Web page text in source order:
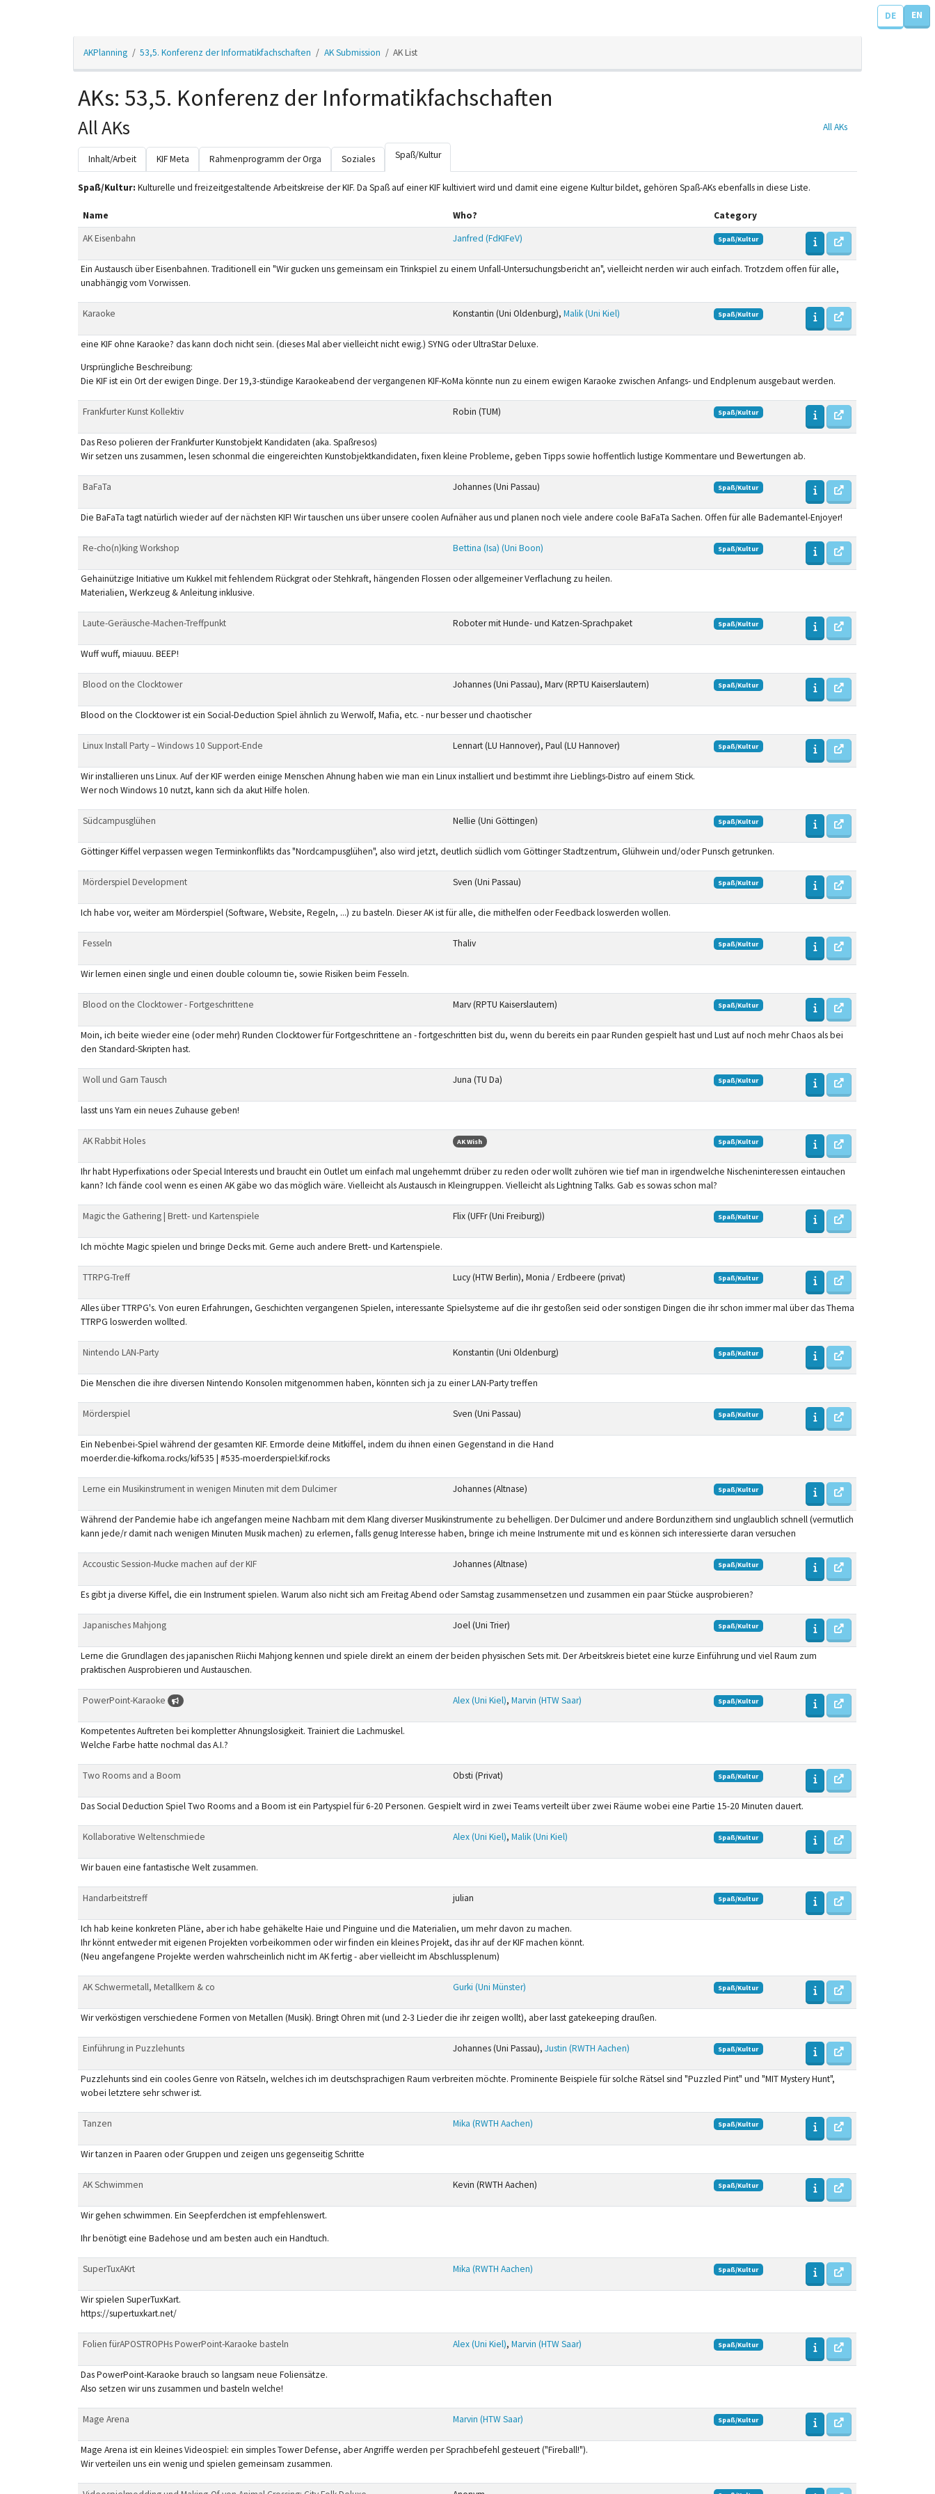
DE EN
AKPlanning 53,5. Konferenz der Informatikfachschaften AK Submission AK List
AKs: 53,5. Konferenz der Informatikfachschaften
All AKs
All AKs
Inhalt/Arbeit KIF Meta Rahmenprogramm der Orga Soziales Spaß/Kultur
Spaß/Kultur: Kulturelle und freizeitgestaltende Arbeitskreise der KIF. Da Spaß auf einer KIF kultiviert wird und damit eine eigene Kultur bildet, gehören Spaß-AKs ebenfalls in diese Liste.
Name Who?
Category
AK Eisenbahn
Janfred (FdKIFeV) Spaß/Kultur
Ein Austausch über Eisenbahnen. Traditionell ein "Wir gucken uns gemeinsam ein Trinkspiel zu einem Unfall-Untersuchungsbericht an", vielleicht nerden wir auch einfach. Trotzdem offen für alle,
unabhängig vom Vorwissen.
Karaoke Konstantin (Uni Oldenburg), Malik (Uni Kiel) Spaß/Kultur
eine KIF ohne Karaoke? das kann doch nicht sein. (dieses Mal aber vielleicht nicht ewig.) SYNG oder UltraStar Deluxe.
Ursprüngliche Beschreibung:
Die KIF ist ein Ort der ewigen Dinge. Der 19,3-stündige Karaokeabend der vergangenen KIF-KoMa könnte nun zu einem ewigen Karaoke zwischen Anfangs- und Endplenum ausgebaut werden.
Frankfurter Kunst Kollektiv Robin (TUM) Spaß/Kultur
Das Reso polieren der Frankfurter Kunstobjekt Kandidaten (aka. Spaßresos)
Wir setzen uns zusammen, lesen schonmal die eingereichten Kunstobjektkandidaten, fixen kleine Probleme, geben Tipps sowie hoffentlich lustige Kommentare und Bewertungen ab.
BaFaTa Johannes (Uni Passau) Spaß/Kultur
Die BaFaTa tagt natürlich wieder auf der nächsten KIF! Wir tauschen uns über unsere coolen Aufnäher aus und planen noch viele andere coole BaFaTa Sachen. Offen für alle Bademantel-Enjoyer!
Re-cho(n)king Workshop Bettina (Isa) (Uni Boon) Spaß/Kultur
Gehainützige Initiative um Kukkel mit fehlendem Rückgrat oder Stehkraft, hängenden Flossen oder allgemeiner Verflachung zu heilen.
Materialien, Werkzeug & Anleitung inklusive.
Laute-Geräusche-Machen-Treffpunkt Roboter mit Hunde- und Katzen-Sprachpaket Spaß/Kultur
Wuff wuff, miauuu. BEEP!
Blood on the Clocktower Johannes (Uni Passau), Marv (RPTU Kaiserslautern) Spaß/Kultur
Blood on the Clocktower ist ein Social-Deduction Spiel ähnlich zu Werwolf, Mafia, etc. - nur besser und chaotischer
Linux Install Party – Windows 10 Support-Ende Lennart (LU Hannover), Paul (LU Hannover) Spaß/Kultur
Wir installieren uns Linux. Auf der KIF werden einige Menschen Ahnung haben wie man ein Linux installiert und bestimmt ihre Lieblings-Distro auf einem Stick.
Wer noch Windows 10 nutzt, kann sich da akut Hilfe holen.
Südcampusglühen Nellie (Uni Göttingen) Spaß/Kultur
Göttinger Kiffel verpassen wegen Terminkonflikts das "Nordcampusglühen", also wird jetzt, deutlich südlich vom Göttinger Stadtzentrum, Glühwein und/oder Punsch getrunken.
Mörderspiel Development Sven (Uni Passau) Spaß/Kultur
Ich habe vor, weiter am Mörderspiel (Software, Website, Regeln, ...) zu basteln. Dieser AK ist für alle, die mithelfen oder Feedback loswerden wollen.
Fesseln Thaliv Spaß/Kultur
Wir lernen einen single und einen double coloumn tie, sowie Risiken beim Fesseln.
Blood on the Clocktower - Fortgeschrittene Marv (RPTU Kaiserslautern) Spaß/Kultur
Moin, ich beite wieder eine (oder mehr) Runden Clocktower für Fortgeschrittene an - fortgeschritten bist du, wenn du bereits ein paar Runden gespielt hast und Lust auf noch mehr Chaos als bei
den Standard-Skripten hast.
Woll und Garn Tausch Juna (TU Da) Spaß/Kultur
lasst uns Yarn ein neues Zuhause geben!
AK Rabbit Holes AK Wish Spaß/Kultur
Ihr habt Hyperfixations oder Special Interests und braucht ein Outlet um einfach mal ungehemmt drüber zu reden oder wollt zuhören wie tief man in irgendwelche Nischeninteressen eintauchen
kann? Ich fände cool wenn es einen AK gäbe wo das möglich wäre. Vielleicht als Austausch in Kleingruppen. Vielleicht als Lightning Talks. Gab es sowas schon mal?
Magic the Gathering | Brett- und Kartenspiele Flix (UFFr (Uni Freiburg)) Spaß/Kultur
Ich möchte Magic spielen und bringe Decks mit. Gerne auch andere Brett- und Kartenspiele.
TTRPG-Treff Lucy (HTW Berlin), Monia / Erdbeere (privat) Spaß/Kultur
Alles über TTRPG's. Von euren Erfahrungen, Geschichten vergangenen Spielen, interessante Spielsysteme auf die ihr gestoßen seid oder sonstigen Dingen die ihr schon immer mal über das Thema
TTRPG loswerden wollted.
Nintendo LAN-Party Konstantin (Uni Oldenburg) Spaß/Kultur
Die Menschen die ihre diversen Nintendo Konsolen mitgenommen haben, könnten sich ja zu einer LAN-Party treffen
Mörderspiel Sven (Uni Passau) Spaß/Kultur
Ein Nebenbei-Spiel während der gesamten KIF. Ermorde deine Mitkiffel, indem du ihnen einen Gegenstand in die Hand
moerder.die-kifkoma.rocks/kif535 | #535-moerderspiel:kif.rocks
Lerne ein Musikinstrument in wenigen Minuten mit dem Dulcimer Johannes (Altnase) Spaß/Kultur
Während der Pandemie habe ich angefangen meine Nachbarn mit dem Klang diverser Musikinstrumente zu behelligen. Der Dulcimer und andere Bordunzithern sind unglaublich schnell (vermutlich
kann jede/r damit nach wenigen Minuten Musik machen) zu erlernen, falls genug Interesse haben, bringe ich meine Instrumente mit und es können sich interessierte daran versuchen
Accoustic Session-Mucke machen auf der KIF Johannes (Altnase) Spaß/Kultur
Es gibt ja diverse Kiffel, die ein Instrument spielen. Warum also nicht sich am Freitag Abend oder Samstag zusammensetzen und zusammen ein paar Stücke ausprobieren?
Japanisches Mahjong Joel (Uni Trier) Spaß/Kultur
Lerne die Grundlagen des japanischen Riichi Mahjong kennen und spiele direkt an einem der beiden physischen Sets mit. Der Arbeitskreis bietet eine kurze Einführung und viel Raum zum
praktischen Ausprobieren und Austauschen.
PowerPoint-Karaoke Alex (Uni Kiel), Marvin (HTW Saar) Spaß/Kultur
Kompetentes Auftreten bei kompletter Ahnungslosigkeit. Trainiert die Lachmuskel.
Welche Farbe hatte nochmal das A.I.?
Two Rooms and a Boom Obsti (Privat) Spaß/Kultur
Das Social Deduction Spiel Two Rooms and a Boom ist ein Partyspiel für 6-20 Personen. Gespielt wird in zwei Teams verteilt über zwei Räume wobei eine Partie 15-20 Minuten dauert.
Kollaborative Weltenschmiede Alex (Uni Kiel), Malik (Uni Kiel) Spaß/Kultur
Wir bauen eine fantastische Welt zusammen.
Handarbeitstreff julian Spaß/Kultur
Ich hab keine konkreten Pläne, aber ich habe gehäkelte Haie und Pinguine und die Materialien, um mehr davon zu machen.
Ihr könnt entweder mit eigenen Projekten vorbeikommen oder wir finden ein kleines Projekt, das ihr auf der KIF machen könnt.
(Neu angefangene Projekte werden wahrscheinlich nicht im AK fertig - aber vielleicht im Abschlussplenum)
AK Schwermetall, Metallkern & co Gurki (Uni Münster) Spaß/Kultur
Wir verköstigen verschiedene Formen von Metallen (Musik). Bringt Ohren mit (und 2-3 Lieder die ihr zeigen wollt), aber lasst gatekeeping draußen.
Einführung in Puzzlehunts Johannes (Uni Passau), Justin (RWTH Aachen) Spaß/Kultur
Puzzlehunts sind ein cooles Genre von Rätseln, welches ich im deutschsprachigen Raum verbreiten möchte. Prominente Beispiele für solche Rätsel sind "Puzzled Pint" und "MIT Mystery Hunt",
wobei letztere sehr schwer ist.
Tanzen Mika (RWTH Aachen) Spaß/Kultur
Wir tanzen in Paaren oder Gruppen und zeigen uns gegenseitig Schritte
AK Schwimmen Kevin (RWTH Aachen) Spaß/Kultur
Wir gehen schwimmen. Ein Seepferdchen ist empfehlenswert.
Ihr benötigt eine Badehose und am besten auch ein Handtuch.
SuperTuxAKrt Mika (RWTH Aachen) Spaß/Kultur
Wir spielen SuperTuxKart.
https://supertuxkart.net/
Folien fürAPOSTROPHs PowerPoint-Karaoke basteln Alex (Uni Kiel), Marvin (HTW Saar) Spaß/Kultur
Das PowerPoint-Karaoke brauch so langsam neue Foliensätze.
Also setzen wir uns zusammen und basteln welche!
Mage Arena Marvin (HTW Saar) Spaß/Kultur
Mage Arena ist ein kleines Videospiel: ein simples Tower Defense, aber Angriffe werden per Sprachbefehl gesteuert ("Fireball!").
Wir verteilen uns ein wenig und spielen gemeinsam zusammen.